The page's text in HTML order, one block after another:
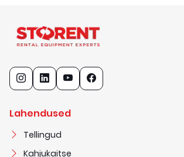
Lahendused
Tellingud
Kahjukaitse